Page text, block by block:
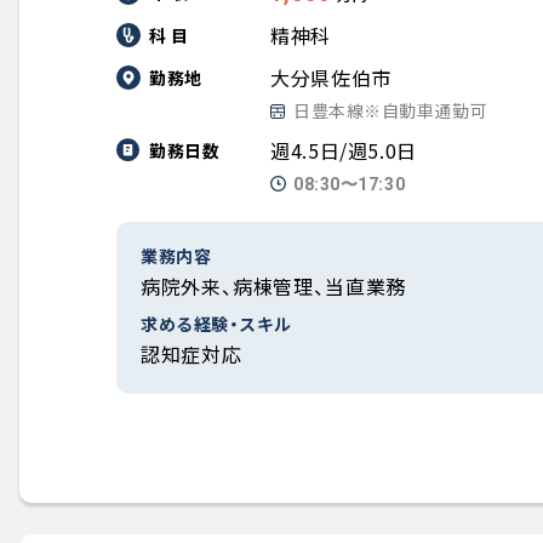
科 目
精神科
勤務地 大分県佐伯市
日豊本線※自動車通勤可
勤務日数
週4.5日/週5.0日
08:30〜17:30
業務内容
病院外来、病棟管理、当直業務
求める経験・スキル
認知症対応